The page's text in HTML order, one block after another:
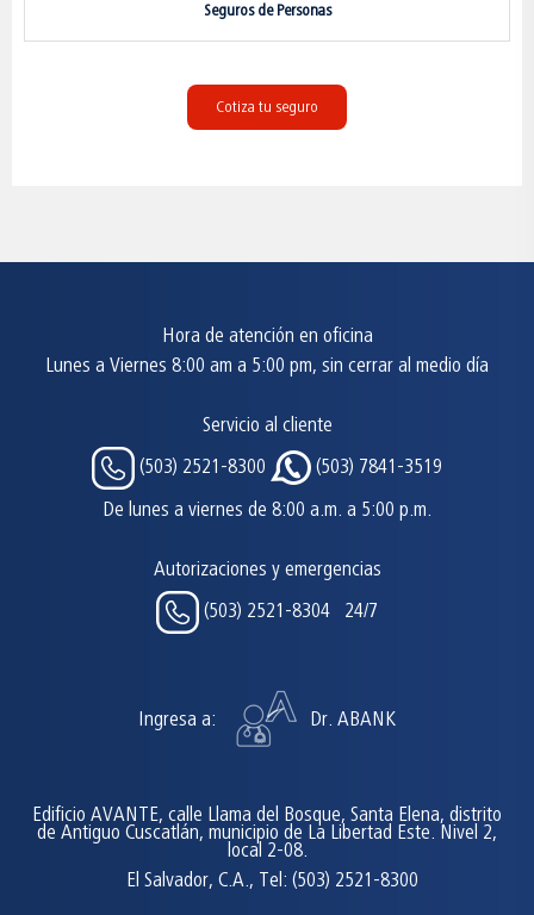
Seguros de Personas
Cotiza tu seguro
Hora de atención en oficina
Lunes a Viernes 8:00 am a 5:00 pm, sin cerrar al medio día
Servicio al cliente
(503) 2521-8300
(503) 7841-3519
De lunes a viernes de 8:00 a.m. a 5:00 p.m.
Autorizaciones y emergencias
(503) 2521-8304 24/7
Ingresa a: Dr. ABANK
Edificio AVANTE, calle Llama del Bosque, Santa Elena, distrito
de Antiguo Cuscatlán, municipio de La Libertad Este. Nivel 2,
local 2-08.
El Salvador, C.A., Tel: (503) 2521-8300